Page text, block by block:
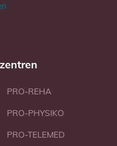
PRO-REHA
PRO-PHYSIKO
PRO-TELEMED